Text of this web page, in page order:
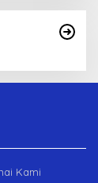
Kami